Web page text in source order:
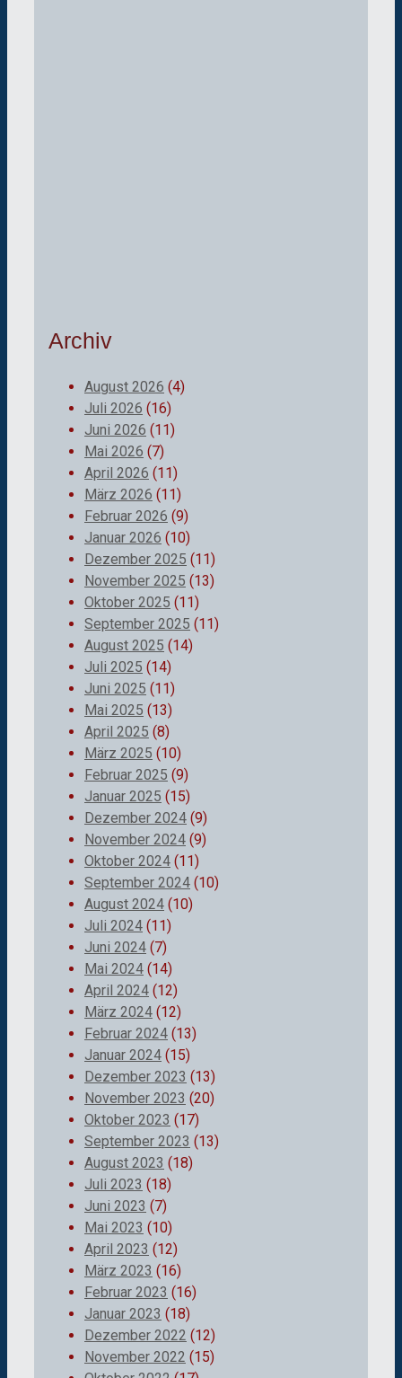
Archiv
August 2026 (4)
Juli 2026 (16)
Juni 2026 (11)
Mai 2026 (7)
April 2026 (11)
März 2026 (11)
Februar 2026 (9)
Januar 2026 (10)
Dezember 2025 (11)
November 2025 (13)
Oktober 2025 (11)
September 2025 (11)
August 2025 (14)
Juli 2025 (14)
Juni 2025 (11)
Mai 2025 (13)
April 2025 (8)
März 2025 (10)
Februar 2025 (9)
Januar 2025 (15)
Dezember 2024 (9)
November 2024 (9)
Oktober 2024 (11)
September 2024 (10)
August 2024 (10)
Juli 2024 (11)
Juni 2024 (7)
Mai 2024 (14)
April 2024 (12)
März 2024 (12)
Februar 2024 (13)
Januar 2024 (15)
Dezember 2023 (13)
November 2023 (20)
Oktober 2023 (17)
September 2023 (13)
August 2023 (18)
Juli 2023 (18)
Juni 2023 (7)
Mai 2023 (10)
April 2023 (12)
März 2023 (16)
Februar 2023 (16)
Januar 2023 (18)
Dezember 2022 (12)
November 2022 (15)